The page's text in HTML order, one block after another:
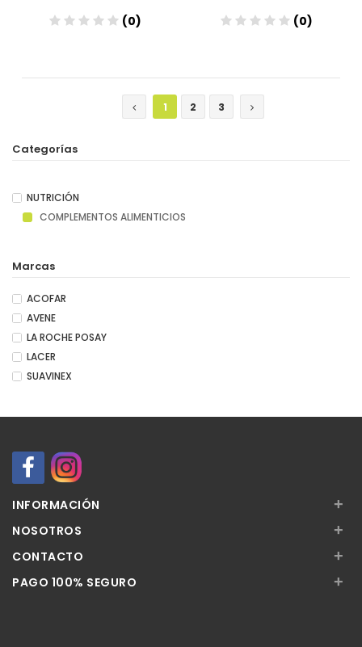
(0) (0)
1
2 3
Categorías
NUTRICIÓN
COMPLEMENTOS ALIMENTICIOS
Marcas
ACOFAR
AVENE
LA ROCHE POSAY
LACER
SUAVINEX
INFORMACIÓN +
NOSOTROS +
CONTACTO +
PAGO 100% SEGURO +